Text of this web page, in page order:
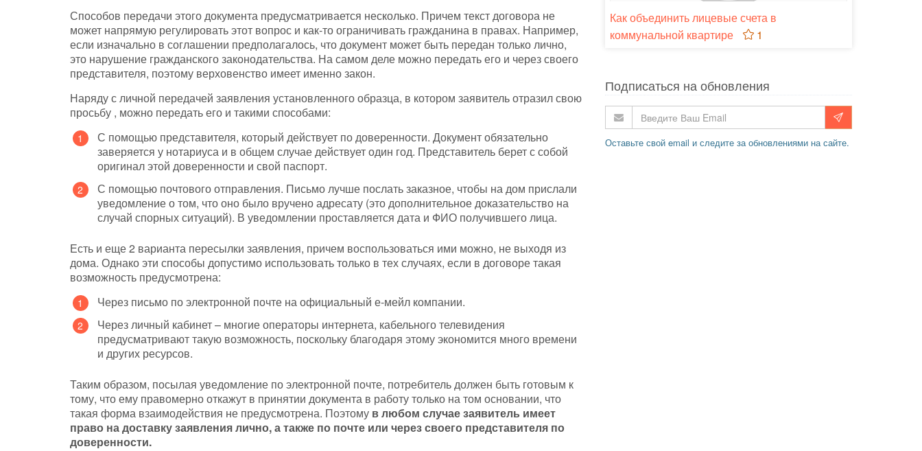
Способов передачи этого документа предусматривается несколько. Причем текст договора не
может напрямую регулировать этот вопрос и как-то ограничивать гражданина в правах. Например,
если изначально в соглашении предполагалось, что документ может быть передан только лично,
это нарушение гражданского законодательства. На самом деле можно передать его и через своего
представителя, поэтому верховенство имеет именно закон.
Наряду с личной передачей заявления установленного образца, в котором заявитель отразил свою
просьбу , можно передать его и такими способами:
С помощью представителя, который действует по доверенности. Документ обязательно
заверяется у нотариуса и в общем случае действует один год. Представитель берет с собой
оригинал этой доверенности и свой паспорт.
С помощью почтового отправления. Письмо лучше послать заказное, чтобы на дом прислали
уведомление о том, что оно было вручено адресату (это дополнительное доказательство на
случай спорных ситуаций). В уведомлении проставляется дата и ФИО получившего лица.
Есть и еще 2 варианта пересылки заявления, причем воспользоваться ими можно, не выходя из
дома. Однако эти способы допустимо использовать только в тех случаях, если в договоре такая
возможность предусмотрена:
Через письмо по электронной почте на официальный е-мейл компании.
Через личный кабинет – многие операторы интернета, кабельного телевидения
предусматривают такую возможность, поскольку благодаря этому экономится много времени
и других ресурсов.
Таким образом, посылая уведомление по электронной почте, потребитель должен быть готовым к
тому, что ему правомерно откажут в принятии документа в работу только на том основании, что
такая форма взаимодействия не предусмотрена. Поэтому в любом случае заявитель имеет
право на доставку заявления лично, а также по почте или через своего представителя по
доверенности.
Как объединить лицевые счета в
коммунальной квартире
1
Подписаться на обновления
Оставьте свой email и следите за обновлениями на сайте.